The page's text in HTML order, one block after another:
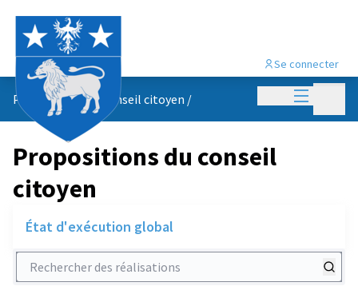
Menu
Se connecter
Propositions du conseil citoyen /
Propositions du conseil
citoyen
État d'exécution global
Rechercher des réalisations